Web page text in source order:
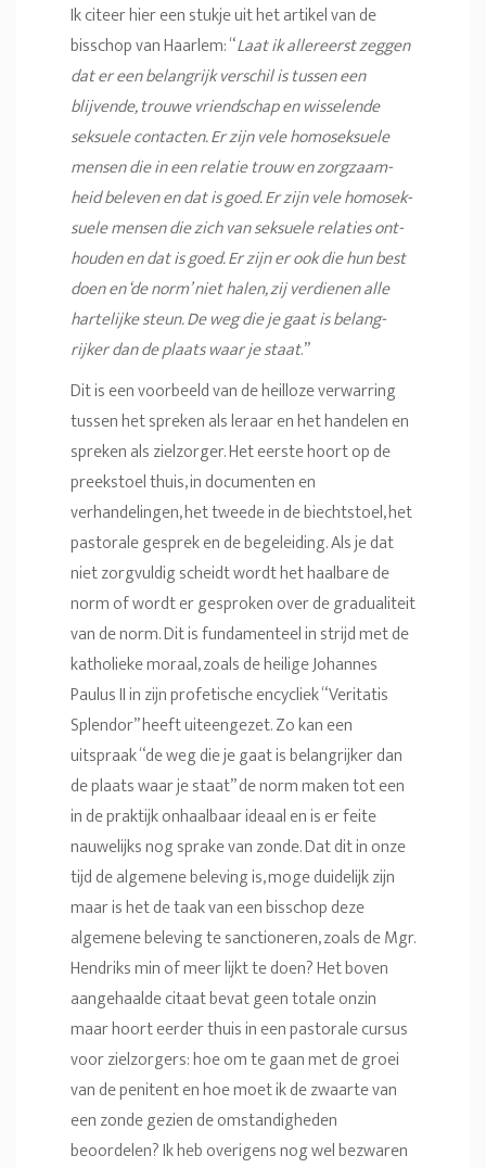
Ik citeer hier een stukje uit het artikel van de
bisschop van Haarlem: “Laat ik aller­eerst zeggen
dat er een be­lang­rijk verschil is tussen een
blijvende, trouwe vriend­schap en wisselende
seksuele contacten. Er zijn vele homo­sek­su­ele
mensen die in een relatie trouw en zorg­zaam­
heid beleven en dat is goed. Er zijn vele homo­sek­
su­ele mensen die zich van seksuele relaties ont­
hou­den en dat is goed. Er zijn er ook die hun best
doen en ‘de norm’ niet halen, zij verdienen alle
harte­lijke steun. De weg die je gaat is be­lang­
rijker dan de plaats waar je staat.”
Dit is een voorbeeld van de heilloze verwarring
tussen het spreken als leraar en het handelen en
spreken als zielzorger. Het eerste hoort op de
preekstoel thuis, in documenten en
verhandelingen, het tweede in de biechtstoel, het
pastorale gesprek en de begeleiding. Als je dat
niet zorgvuldig scheidt wordt het haalbare de
norm of wordt er gesproken over de gradualiteit
van de norm. Dit is fundamenteel in strijd met de
katholieke moraal, zoals de heilige Johannes
Paulus II in zijn profetische encycliek “Veritatis
Splendor” heeft uiteengezet. Zo kan een
uitspraak “de weg die je gaat is belangrijker dan
de plaats waar je staat” de norm maken tot een
in de praktijk onhaalbaar ideaal en is er feite
nauwelijks nog sprake van zonde. Dat dit in onze
tijd de algemene beleving is, moge duidelijk zijn
maar is het de taak van een bisschop deze
algemene beleving te sanctioneren, zoals de Mgr.
Hendriks min of meer lijkt te doen? Het boven
aangehaalde citaat bevat geen totale onzin
maar hoort eerder thuis in een pastorale cursus
voor zielzorgers: hoe om te gaan met de groei
van de penitent en hoe moet ik de zwaarte van
een zonde gezien de omstandigheden
beoordelen? Ik heb overigens nog wel bezwaren